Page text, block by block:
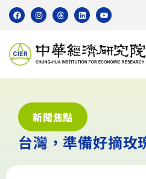
新聞焦點
台灣，準備好摘玫